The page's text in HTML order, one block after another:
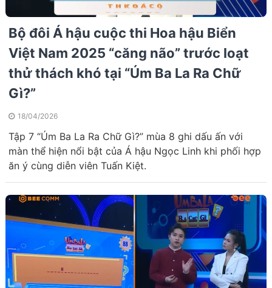
Bộ đôi Á hậu cuộc thi Hoa hậu Biển
Việt Nam 2025 “căng não” trước loạt
thử thách khó tại “Úm Ba La Ra Chữ
Gì?”
18/04/2026
Tập 7 “Úm Ba La Ra Chữ Gì?” mùa 8 ghi dấu ấn với
màn thể hiện nổi bật của Á hậu Ngọc Linh khi phối hợp
ăn ý cùng diễn viên Tuấn Kiệt.